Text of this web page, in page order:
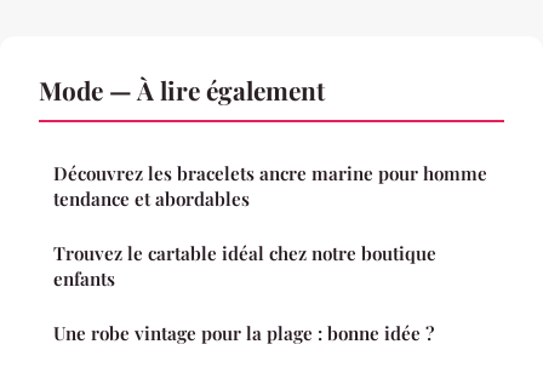
Mode — À lire également
Découvrez les bracelets ancre marine pour homme
tendance et abordables
Trouvez le cartable idéal chez notre boutique
enfants
Une robe vintage pour la plage : bonne idée ?